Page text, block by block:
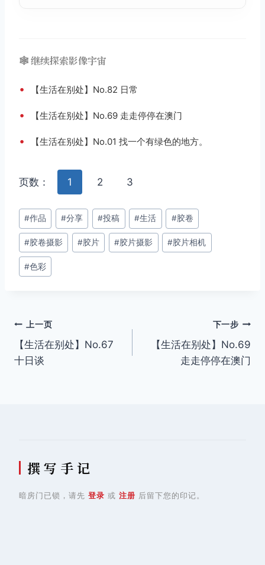
🕸️ 继续探索影像宇宙
• 【生活在别处】No.82 日常
• 【生活在别处】No.69 走走停停在澳门
• 【生活在别处】No.01 找一个有绿色的地方。
页数： 1 2 3
文
章
标
签：
#作品 #分享 #投稿 #生活 #胶卷
#胶卷摄影 #胶片 #胶片摄影 #胶片相机
#色彩
文
章
上一页
【生活在别处】No.67
十日谈
下一步
【生活在别处】No.69
走走停停在澳门
撰 写 手 记
暗房门已锁，请先 登录 或 注册 后留下您的印记。